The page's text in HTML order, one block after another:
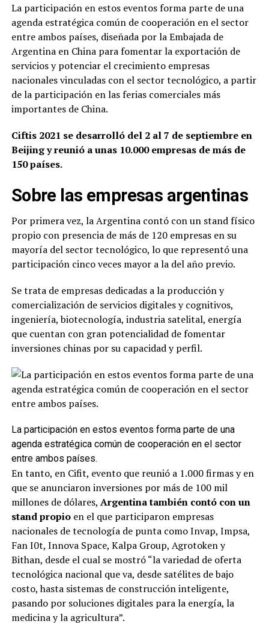
La participación en estos eventos forma parte de una
agenda estratégica común de cooperación en el sector
entre ambos países, diseñada por la Embajada de
Argentina en China para fomentar la exportación de
servicios y potenciar el crecimiento empresas
nacionales vinculadas con el sector tecnológico, a partir
de la participación en las ferias comerciales más
importantes de China.
Ciftis 2021 se desarrolló del 2 al 7 de septiembre en
Beijing y reunió a unas 10.000 empresas de más de
150 países.
Sobre las empresas argentinas
Por primera vez, la Argentina contó con un stand físico
propio con presencia de más de 120 empresas en su
mayoría del sector tecnológico, lo que representó una
participación cinco veces mayor a la del año previo.
Se trata de empresas dedicadas a la producción y
comercialización de servicios digitales y cognitivos,
ingeniería, biotecnología, industria satelital, energía
que cuentan con gran potencialidad de fomentar
inversiones chinas por su capacidad y perfil.
La participación en estos eventos forma parte de una
agenda estratégica común de cooperación en el sector
entre ambos países.
En tanto, en Cifit, evento que reunió a 1.000 firmas y en
que se anunciaron inversiones por más de 100 mil
millones de dólares, Argentina también contó con un
stand propio en el que participaron empresas
nacionales de tecnología de punta como Invap, Impsa,
Fan I0t, Innova Space, Kalpa Group, Agrotoken y
Bithan, desde el cual se mostró “la variedad de oferta
tecnológica nacional que va, desde satélites de bajo
costo, hasta sistemas de construcción inteligente,
pasando por soluciones digitales para la energía, la
medicina y la agricultura”.